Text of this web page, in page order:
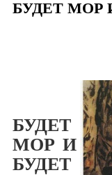
БУДЕТ МОР
БУДЕТ
МОР И
БУДЕТ